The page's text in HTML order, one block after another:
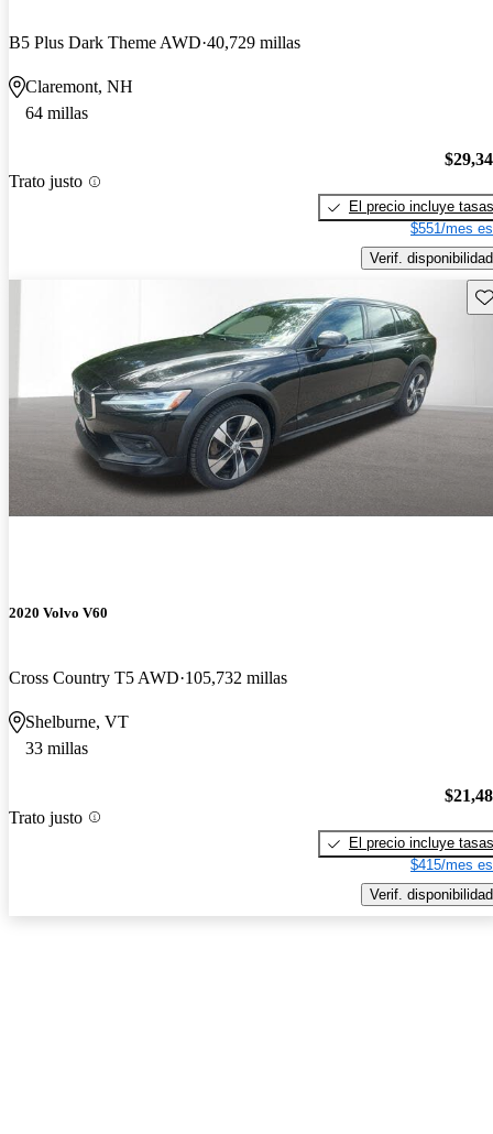
B5 Plus Dark Theme AWD 40,729 millas
Claremont, NH
64 millas
Trato justo
El precio incluye tasas
$551/mes
Verif. disponibilidad
2020 Volvo V60
Cross Country T5 AWD 105,732 millas
Shelburne, VT
33 millas
Trato justo
El precio incluye tasas
$415/mes
Verif. disponibilidad